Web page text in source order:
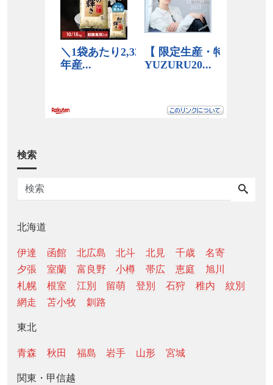
検索
北海道
伊達 函館 北広島 北斗 北見 千歳
名寄
夕張
室蘭 富良野 小樽 帯広 恵庭
旭川
札幌
根室 江別 留萌 登別 石狩 稚内
紋別
網走
苫小牧 釧路
東北
青森 秋田 福島 岩手 山形 宮城
関東・甲信越